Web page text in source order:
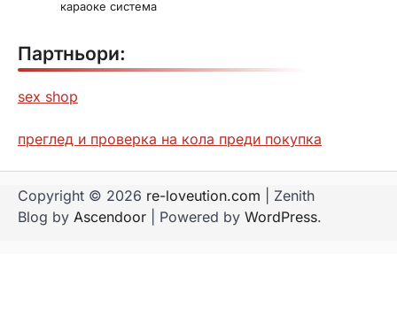
караоке система
Партньори:
sex shop
преглед и проверка на кола преди покупка
Copyright © 2026 re-loveution.com | Zenith
Blog by Ascendoor | Powered by WordPress.